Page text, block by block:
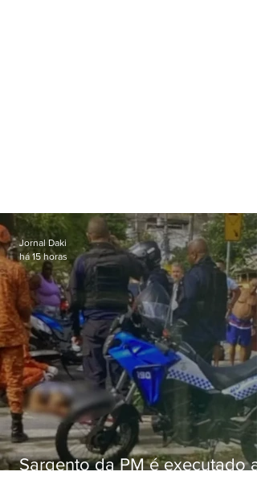
Sargento da PM é executado a
Jornal Daki
há 15 horas